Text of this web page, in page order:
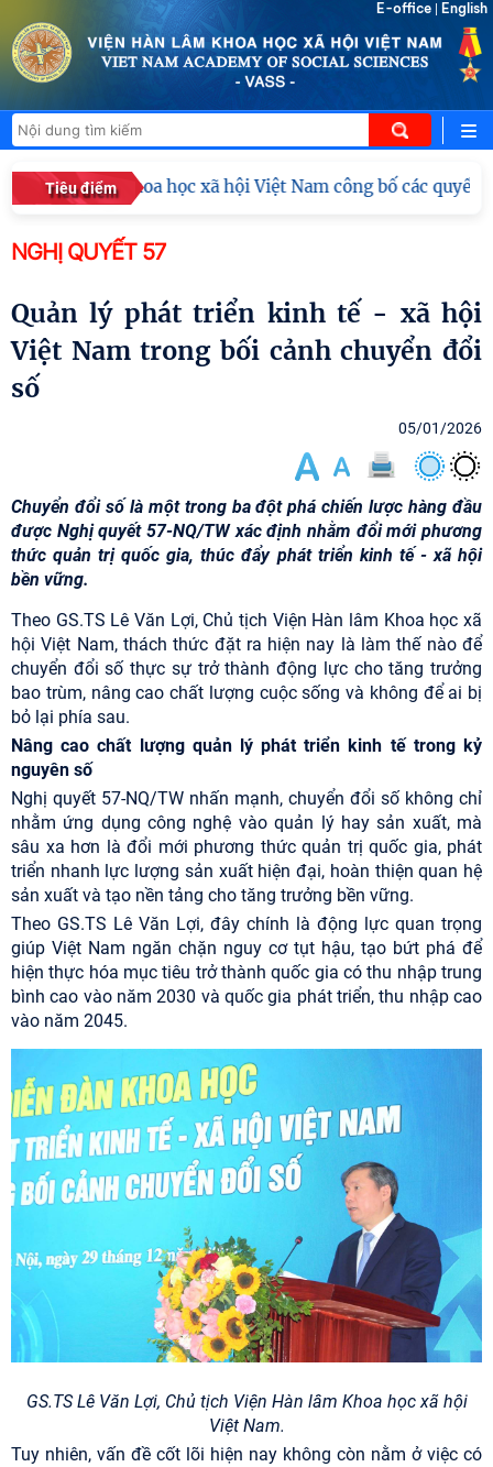
E-office English
Tiêu điểm
Hàn lâm Khoa học xã hội Việt Nam công bố các quyết
NGHỊ QUYẾT 57
Quản lý phát triển kinh tế - xã hội
Việt Nam trong bối cảnh chuyển đổi
số
05/01/2026
Chuyển đổi số là một trong ba đột phá chiến lược hàng đầu
được Nghị quyết 57-NQ/TW xác định nhằm đổi mới phương
thức quản trị quốc gia, thúc đẩy phát triển kinh tế - xã hội
bền vững.
Theo GS.TS Lê Văn Lợi, Chủ tịch Viện Hàn lâm Khoa học xã
hội Việt Nam, thách thức đặt ra hiện nay là làm thế nào để
chuyển đổi số thực sự trở thành động lực cho tăng trưởng
bao trùm, nâng cao chất lượng cuộc sống và không để ai bị
bỏ lại phía sau.
Nâng cao chất lượng quản lý phát triển kinh tế trong kỷ
nguyên số
Nghị quyết 57-NQ/TW nhấn mạnh, chuyển đổi số không chỉ
nhằm ứng dụng công nghệ vào quản lý hay sản xuất, mà
sâu xa hơn là đổi mới phương thức quản trị quốc gia, phát
triển nhanh lực lượng sản xuất hiện đại, hoàn thiện quan hệ
sản xuất và tạo nền tảng cho tăng trưởng bền vững.
Theo GS.TS Lê Văn Lợi, đây chính là động lực quan trọng
giúp Việt Nam ngăn chặn nguy cơ tụt hậu, tạo bứt phá để
hiện thực hóa mục tiêu trở thành quốc gia có thu nhập trung
bình cao vào năm 2030 và quốc gia phát triển, thu nhập cao
vào năm 2045.
GS.TS Lê Văn Lợi, Chủ tịch Viện Hàn lâm Khoa học xã hội
Việt Nam.
Tuy nhiên, vấn đề cốt lõi hiện nay không còn nằm ở việc có